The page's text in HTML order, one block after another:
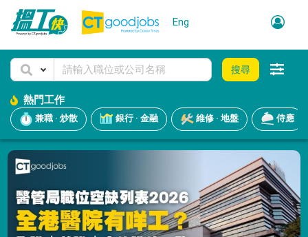
Eng
搜尋
熱門工作
兼職 · 炒散 銀行 · 金融 維修 · 地盤 侍應